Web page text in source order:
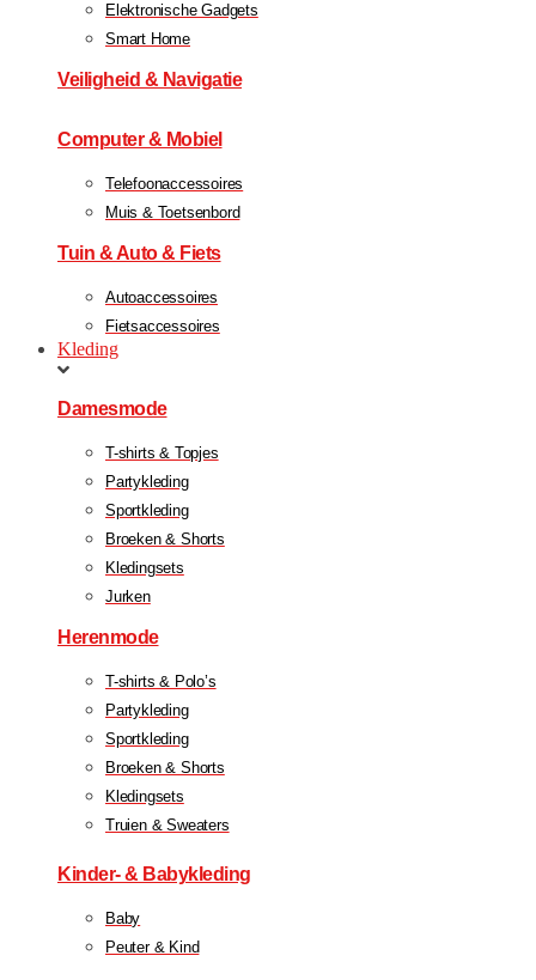
Elektronische Gadgets
Smart Home
Veiligheid & Navigatie
Computer & Mobiel
Telefoonaccessoires
Muis & Toetsenbord
Tuin & Auto & Fiets
Autoaccessoires
Fietsaccessoires
Kleding
Damesmode
T-shirts & Topjes
Partykleding
Sportkleding
Broeken & Shorts
Kledingsets
Jurken
Herenmode
T-shirts & Polo’s
Partykleding
Sportkleding
Broeken & Shorts
Kledingsets
Truien & Sweaters
Kinder- & Babykleding
Baby
Peuter & Kind